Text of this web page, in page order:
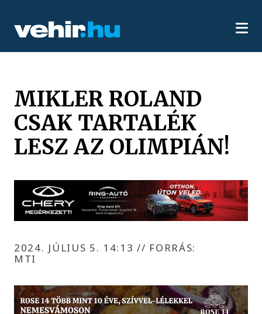
MIKLER ROLAND
CSAK TARTALÉK
LESZ AZ OLIMPIÁN!
2024. JÚLIUS 5. 14:13// FORRÁS:
MTI